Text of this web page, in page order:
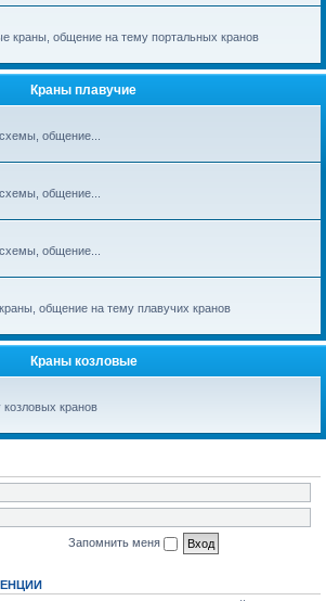
краны, общение на тему портальных кранов
Краны плавучие
общение...
общение...
общение...
общение на тему плавучих кранов
Краны козловые
кранов
Запомнить меня